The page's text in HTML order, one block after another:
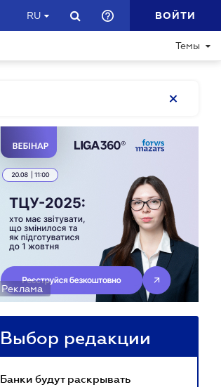
RU ВОЙТИ
Темы
Реклама
Выбор редакции
Банки будут раскрывать